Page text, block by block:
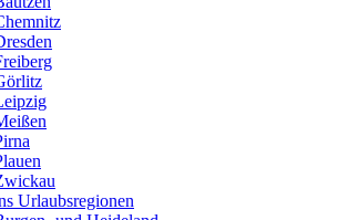
Urlaubsregionen